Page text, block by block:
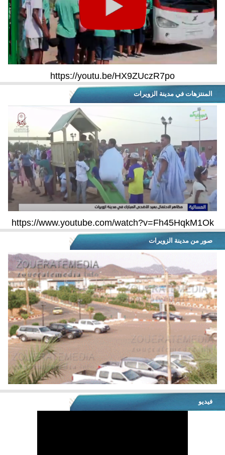
https://youtu.be/HX9ZUczR7po
المنتزهات في مدينة الزويرات
https://www.youtube.com/watch?v=Fh45HqkM1Ok
صور من مدينة الزويرات
فيديو